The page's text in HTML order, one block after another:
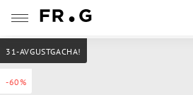
-60%
31-AVGUSTGACHA!